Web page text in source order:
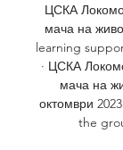
ЦСКА
мача на
learning
· ЦСКА
мача на
октомври
the